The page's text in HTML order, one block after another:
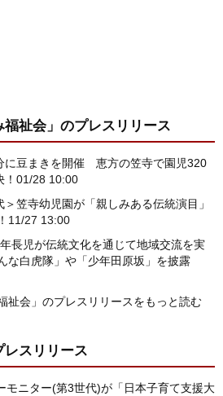
祉会」 のプレスリリース
に豆まきを開催 恵方の笠寺で園児320
01/28 10:00
笠寺幼児園が「親しみある伝統演目」
11/27 13:00
長児が伝統文化を通じて地域交流を実
白虎隊」や「少年田原坂」を披露
祉会」のプレスリリースをもっと読む
レスリリース
モニター(第3世代)が「日本子育て支援大